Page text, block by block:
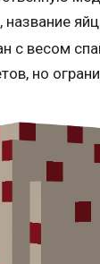
название
с весом
но